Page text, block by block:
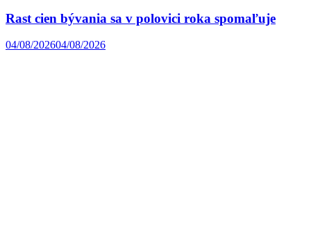
Rast cien bývania sa v polovici roka spomaľuje
04/08/202604/08/2026